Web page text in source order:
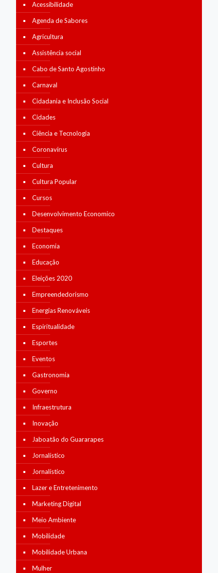
Acessibilidade
Agenda de Sabores
Agricultura
Assistência social
Cabo de Santo Agostinho
Carnaval
Cidadania e Inclusão Social
Cidades
Ciência e Tecnologia
Coronavírus
Cultura
Cultura Popular
Cursos
Desenvolvimento Economico
Destaques
Economia
Educação
Eleições 2020
Empreendedorismo
Energias Renováveis
Espiritualidade
Esportes
Eventos
Gastronomia
Governo
Infraestrutura
Inovação
Jaboatão do Guararapes
Jornalístico
Jornalístico
Lazer e Entretenimento
Marketing Digital
Meio Ambiente
Mobilidade
Mobilidade Urbana
Mulher